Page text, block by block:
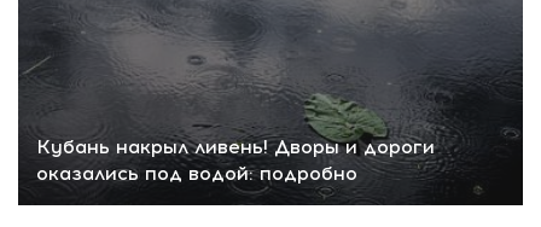
Кубань накрыл ливень! Дворы и дороги
оказались под водой: подробно